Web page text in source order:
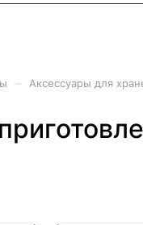
Аксессуары для